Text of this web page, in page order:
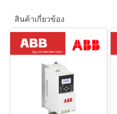
สินค้าเกี่ยวข้อง